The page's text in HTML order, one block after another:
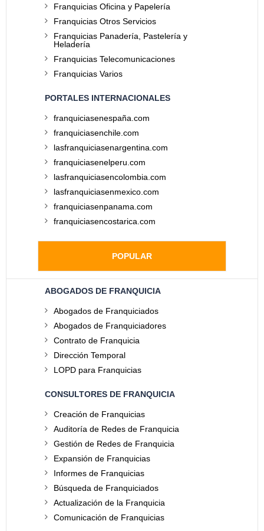
Franquicias Oficina y Papelería
Franquicias Otros Servicios
Franquicias Panadería, Pastelería y
Heladería
Franquicias Telecomunicaciones
Franquicias Varios
PORTALES INTERNACIONALES
franquiciasenespaña.com
franquiciasenchile.com
lasfranquiciasenargentina.com
franquiciasenelperu.com
lasfranquiciasencolombia.com
lasfranquiciasenmexico.com
franquiciasenpanama.com
franquiciasencostarica.com
POPULAR
ABOGADOS DE FRANQUICIA
Abogados de Franquiciados
Abogados de Franquiciadores
Contrato de Franquicia
Dirección Temporal
LOPD para Franquicias
CONSULTORES DE FRANQUICIA
Creación de Franquicias
Auditoría de Redes de Franquicia
Gestión de Redes de Franquicia
Expansión de Franquicias
Informes de Franquicias
Búsqueda de Franquiciados
Actualización de la Franquicia
Comunicación de Franquicias